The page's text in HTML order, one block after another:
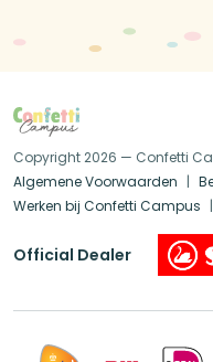
Copyright 2026 — Confetti
Algemene Voorwaarden
Werken bij Confetti Campus
Official Dealer